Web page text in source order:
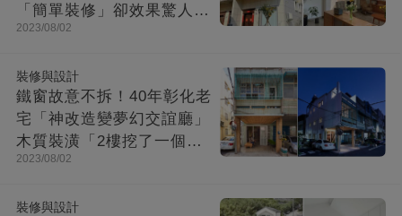
「簡單裝修」卻效果驚人：
一進屋就療愈了
2023/08/02
裝修與設計
鐵窗故意不拆！40年彰化老
宅「神改造變夢幻交誼廳」
木質裝潢「2樓挖了一個大
洞」走上樓美翻
2023/08/02
裝修與設計